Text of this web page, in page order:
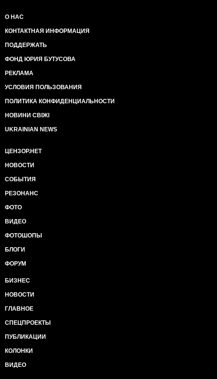
О НАС
КОНТАКТНАЯ ИНФОРМАЦИЯ
ПОДДЕРЖАТЬ
ФОНД ЮРИЯ БУТУСОВА
РЕКЛАМА
УСЛОВИЯ ПОЛЬЗОВАНИЯ
ПОЛИТИКА КОНФИДЕНЦИАЛЬНОСТИ
НОВИНИ СВІЖІ
UKRAINIAN NEWS
ЦЕНЗОР.НЕТ
НОВОСТИ
СОБЫТИЯ
РЕЗОНАНС
ФОТО
ВИДЕО
ФОТОШОПЫ
БЛОГИ
ФОРУМ
БИЗНЕС
НОВОСТИ
ГЛАВНОЕ
СПЕЦПРОЕКТЫ
ПУБЛИКАЦИИ
КОЛОНКИ
ВИДЕО